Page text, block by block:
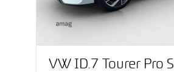
VW ID.7 Tourer Pro S